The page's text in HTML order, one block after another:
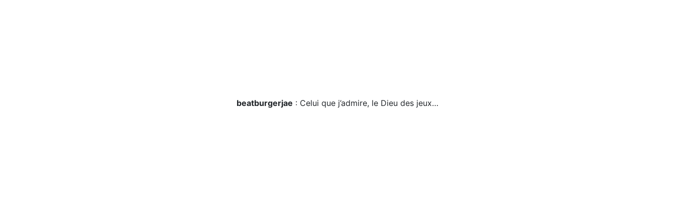
beatburgerjae : Celui que j’admire, le Dieu des jeux…